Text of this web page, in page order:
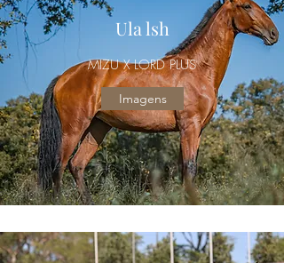
Ula lsh
MIZU X LORD PLUS
Imagens